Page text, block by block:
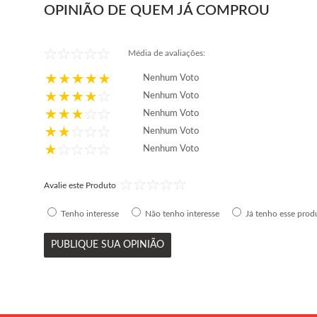
OPINIÃO DE QUEM JÁ COMPROU
Média de avaliações:
Nenhum Voto
Nenhum Voto
Nenhum Voto
Nenhum Voto
Nenhum Voto
Avalie este Produto
Tenho interesse Não tenho interesse Já tenho esse
PUBLIQUE SUA OPINIÃO